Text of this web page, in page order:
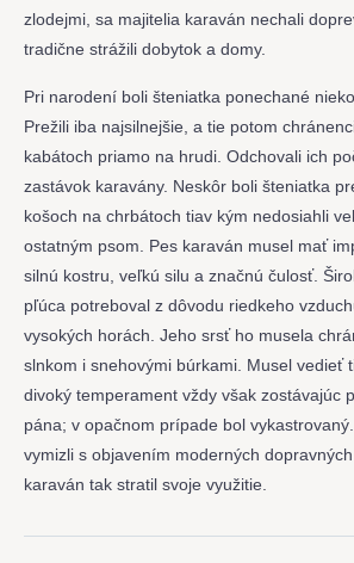
zlodejmi, sa majitelia karaván nechali
tradične strážili dobytok a domy.
Pri narodení boli šteniatka ponechané
Prežili iba najsilnejšie, a tie potom
kabátoch priamo na hrudi. Odchovali ich
zastávok karavány. Neskôr boli šteniatka
košoch na chrbátoch tiav kým nedosiahli
ostatným psom. Pes karaván musel mať
silnú kostru, veľkú silu a značnú čulosť.
pľúca potreboval z dôvodu riedkeho
vysokých horách. Jeho srsť ho musela
slnkom i snehovými búrkami. Musel vedieť
divoký temperament vždy však zostávajúc
pána; v opačnom prípade bol
vymizli s objavením moderných
karaván tak stratil svoje využitie.